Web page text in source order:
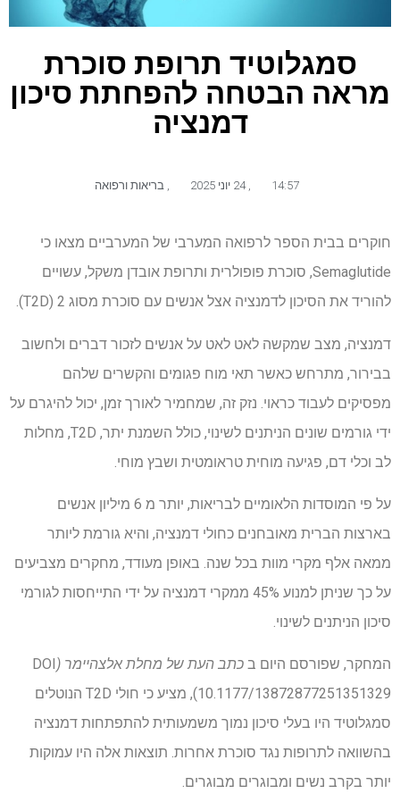
סמגלוטיד תרופת סוכרת
מראה הבטחה להפחתת סיכון
דמנציה
14:57 24 יוני 2025 בריאות ורפואה
חוקרים בבית הספר לרפואה המערבי של המערביים מצאו כי
Semaglutide, סוכרת פופולרית ותרופת אובדן משקל, עשויים
להוריד את הסיכון לדמנציה אצל אנשים עם סוכרת מסוג 2 (T2D).
דמנציה, מצב שמקשה לאט לאט על אנשים לזכור דברים ולחשוב
בבירור, מתרחש כאשר תאי מוח פגומים והקשרים שלהם
מפסיקים לעבוד כראוי. נזק זה, שמחמיר לאורך זמן, יכול להיגרם על
ידי גורמים שונים הניתנים לשינוי, כולל השמנת יתר, T2D, מחלות
לב וכלי דם, פגיעה מוחית טראומטית ושבץ מוחי.
על פי המוסדות הלאומיים לבריאות, יותר מ 6 מיליון אנשים
בארצות הברית מאובחנים כחולי דמנציה, והיא גורמת ליותר
ממאה אלף מקרי מוות בכל שנה. באופן מעודד, מחקרים מצביעים
על כך שניתן למנוע 45% ממקרי דמנציה על ידי התייחסות לגורמי
סיכון הניתנים לשינוי.
המחקר, שפורסם היום ב כתב העת של מחלת אלצהיימר ( DOI
10.1177/13872877251351329), מציע כי חולי T2D הנוטלים
סמגלוטיד היו בעלי סיכון נמוך משמעותית להתפתחות דמנציה
בהשוואה לתרופות נגד סוכרת אחרות. תוצאות אלה היו עמוקות
יותר בקרב נשים ומבוגרים מבוגרים.